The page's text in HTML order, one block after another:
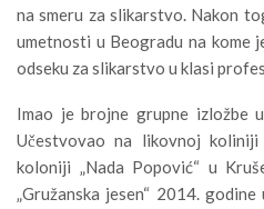
na smeru za slikarstvo. Nakon
umetnosti u Beogradu na kome
odseku za slikarstvo u klasi
Imao je brojne grupne izložbe
Učestvovao na likovnoj
koloniji „Nada Popović“ u
„Gružanska jesen“ 2014.